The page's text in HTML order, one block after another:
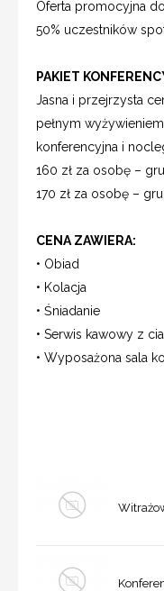
Oferta promocyjna
50% uczestników
PAKIET
Jasna i przejrzysta
pełnym
konferencyjna i
160 zł za osobę –
170 zł za osobę –
CENA ZAWIERA:
• Obiad
• Kolacja
• Śniadanie
• Serwis kawowy z
• Wyposażona sala